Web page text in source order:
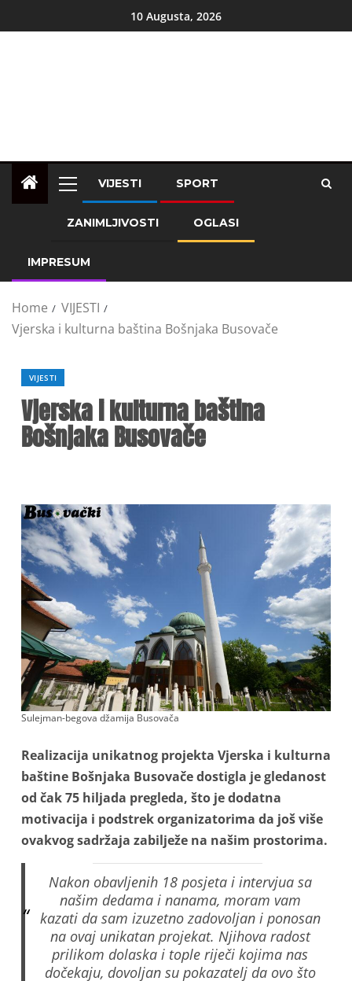
10 Augusta, 2026
VIJESTI SPORT
ZANIMLJIVOSTI OGLASI
IMPRESUM
Home
VIJESTI
Vjerska i kulturna baština Bošnjaka Busovače
VIJESTI
Vjerska i kulturna baština
Bošnjaka Busovače
Sulejman-begova džamija Busovača
Realizacija unikatnog projekta Vjerska i kulturna
baštine Bošnjaka Busovače dostigla je gledanost
od čak 75 hiljada pregleda, što je dodatna
motivacija i podstrek organizatorima da još više
ovakvog sadržaja zabilježe na našim prostorima.
Nakon obavljenih 18 posjeta i intervjua sa
našim dedama i nanama, moram vam
kazati da sam izuzetno zadovoljan i ponosan
na ovaj unikatan projekat. Njihova radost
prilikom dolaska i tople riječi kojima nas
dočekaju, dovoljan su pokazatelj da ovo što